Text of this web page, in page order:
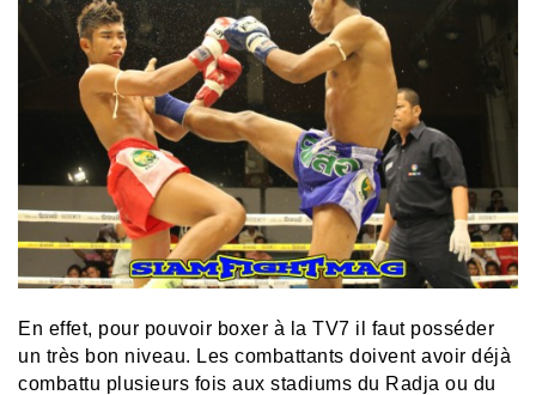
En effet, pour pouvoir boxer à la TV7 il faut posséder
un très bon niveau. Les combattants doivent avoir déjà
combattu plusieurs fois aux stadiums du Radja ou du